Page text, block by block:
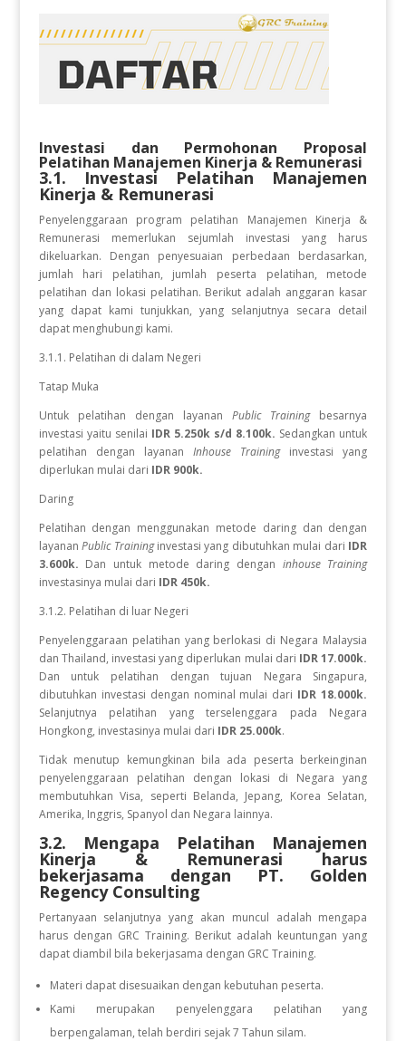
Investasi dan Permohonan Proposal
Pelatihan Manajemen Kinerja & Remunerasi
3.1. Investasi Pelatihan Manajemen
Kinerja & Remunerasi
Penyelenggaraan program pelatihan Manajemen Kinerja &
Remunerasi memerlukan sejumlah investasi yang harus
dikeluarkan. Dengan penyesuaian perbedaan berdasarkan,
jumlah hari pelatihan, jumlah peserta pelatihan, metode
pelatihan dan lokasi pelatihan. Berikut adalah anggaran kasar
yang dapat kami tunjukkan, yang selanjutnya secara detail
dapat menghubungi kami.
3.1.1. Pelatihan di dalam Negeri
Tatap Muka
Untuk pelatihan dengan layanan Public Trainingbesarnya
investasi yaitu senilai IDR 5.250k s/d 8.100k. Sedangkan untuk
pelatihan dengan layanan Inhouse Training investasi yang
diperlukan mulai dari IDR 900k.
Daring
Pelatihan dengan menggunakan metode daring dan dengan
layananPublic Traininginvestasi yang dibutuhkan mulai dari IDR
3.600k. Dan untuk metode daring dengan inhouse Training
investasinya mulai dari IDR 450k.
3.1.2. Pelatihan di luar Negeri
Penyelenggaraan pelatihan yang berlokasi di Negara Malaysia
dan Thailand, investasi yang diperlukan mulai dari IDR 17.000k.
Dan
untuk pelatihan dengan tujuan Negara
Singapura,
dibutuhkan investasi dengan nominal mulai dari IDR 18.000k.
Selanjutnya pelatihan yang terselenggara pada Negara
Hongkong, investasinya mulai dari IDR 25.000k.
Tidak menutup kemungkinan bila ada peserta berkeinginan
penyelenggaraan pelatihan dengan lokasi di Negara yang
membutuhkan Visa, seperti Belanda, Jepang, Korea Selatan,
Amerika, Inggris, Spanyol dan Negara lainnya.
3.2. Mengapa Pelatihan Manajemen
Kinerja & Remunerasi harus
bekerjasama dengan PT. Golden
Regency Consulting
Pertanyaan selanjutnya yang akan muncul adalah mengapa
harus dengan GRC Training. Berikut adalah keuntungan yang
dapat diambil bila bekerjasama dengan GRC Training.
Materi dapat disesuaikan dengan kebutuhan peserta.
Kami merupakan penyelenggara pelatihan yang
berpengalaman, telah berdiri sejak 7 Tahun silam.